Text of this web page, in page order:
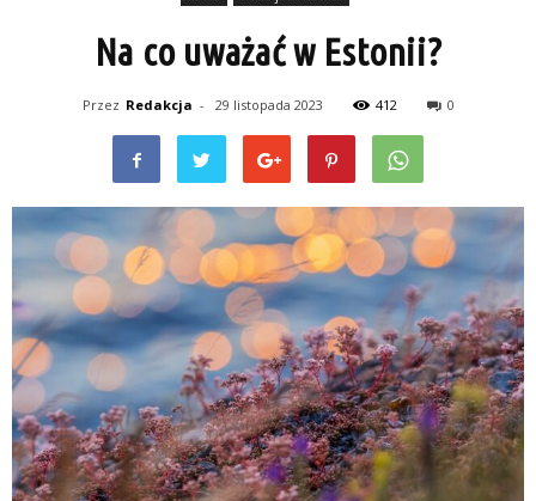
Na co uważać w Estonii?
Przez Redakcja - 29 listopada 2023 412 0